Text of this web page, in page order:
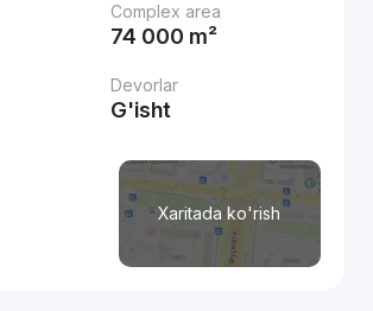
Complex area
74 000 m²
Devorlar
G'isht
Xaritada ko'rish